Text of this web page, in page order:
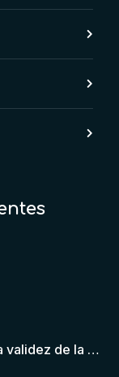
Jurisdicción (TAS) El TAS confirma la validez de la cláusula de sumisión jurisdiccional en el contrato del futbolista.